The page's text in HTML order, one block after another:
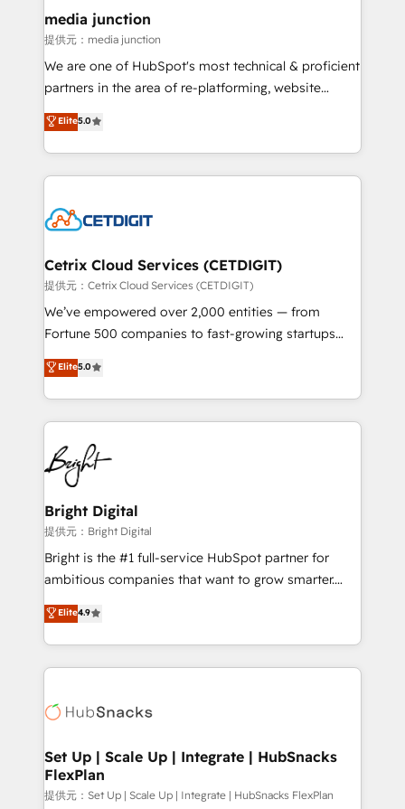
Mexico, USA, and Portugal—we've executed over a
hundred successful operations. Our approach,
rooted in RevOps principles, integrates analysis,
training, planning, and qualification. Leveraging
inbound marketing tactics, we focus on
understanding, nurturing, and converting leads.
competitive market.
media junction
提供元：media junction
We are one of HubSpot's most technical & proficient
partners in the area of re-platforming, website
design & development. We specialize in multi-hub
implementations for mid-market & enterprise
companies. We are woman-owned, powered by
coffee, and we ❤️ dogs. We produce award-winning
Impact Award 🏆2022 Technical Expertise Impact
Award 🏆2020 Elite Solutions Partner 🏆2019
Integrations HubSpot Impact Award 🏆2019
Marketing Enablement HubSpot Impact Award 🏆
2018 Website Design HubSpot Impact Award 🏆2017
Growth-Driven Design Agency of the Year 🏆2016
Sales Enablement HubSpot Impact Award 🏆2015
HubSpot COS Performance Award 🏆2014 HubSpot
COS Design Award 🏆2013 HubSpot Marketplace
Partner 📆Founded in 1997
Elite5.0
Cetrix Cloud Services (CETDIGIT)
提供元：Cetrix Cloud Services (CETDIGIT)
We’ve empowered over 2,000 entities — from
Fortune 500 companies to fast-growing startups
and nonprofits — to streamline operations, scale
revenue, and unlock the full potential of HubSpot.
With deep technical and industry expertise, we fuse
automation, integration, and AI innovation to deliver
lasting impact. We specialize in: • Turnkey and end-
to-end HubSpot implementations • Onboarding for
Sales, Service, Marketing & Content Hubs • AI voice
and chat agents, predictive automation, and smart
workflows • Salesforce + HubSpot integration •
RevOps and AI-driven sales enablement • Website
design and CMS development • ERP integration: SAP,
and CRM migration from any platform •
Client/member portals built on HubSpot • Custom
WooCommerce, BuilderTrend, and more Experience
the difference — reach out to see how AI + HubSpot
Elite5.0
Bright Digital
提供元：Bright Digital
Bright is the #1 full-service HubSpot partner for
ambitious companies that want to grow smarter.
From HubSpot onboarding, to training, from
developing a new website to lead generation and
digital marketing; we do it all (and with great
results)! In short, our services include: - HubSpot
HubSpot development: websites, custom modules,
marketing, advertising, campaigns, content and
design We connect people, data and technology to
improve customer experiences. With our bright
Elite4.9
Set Up | Scale Up | Integrate | HubSnacks
FlexPlan
提供元：Set Up | Scale Up | Integrate | HubSnacks FlexPlan